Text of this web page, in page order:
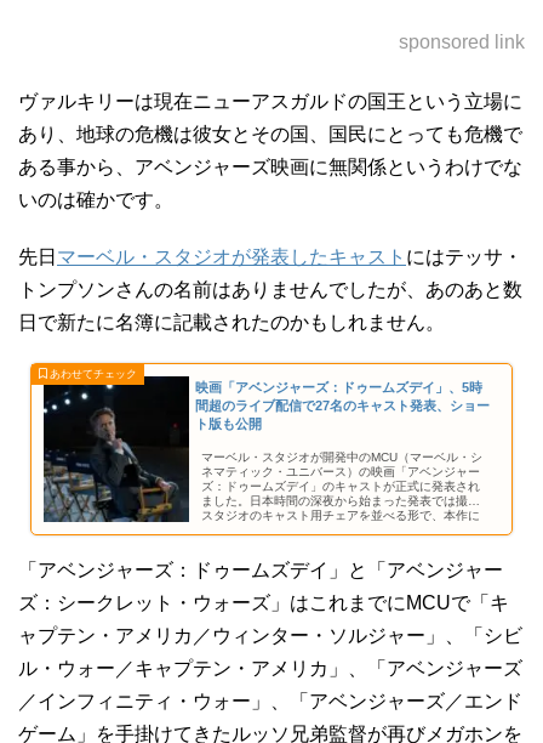
sponsored link
ヴァルキリーは現在ニューアスガルドの国王という立場に
あり、地球の危機は彼女とその国、国民にとっても危機で
ある事から、アベンジャーズ映画に無関係というわけでな
いのは確かです。
先日 マーベル・スタジオが発表したキャスト にはテッサ・
トンプソンさんの名前はありませんでしたが、あのあと数
日で新たに名簿に記載されたのかもしれません。
映画「アベンジャーズ：ドゥームズデイ」、5時
間超のライブ配信で27名のキャスト発表、ショー
ト版も公開
マーベル・スタジオが開発中のMCU（マーベル・シ
ネマティック・ユニバース）の映画「アベンジャー
ズ：ドゥームズデイ」のキャストが正式に発表され
ました。日本時間の深夜から始まった発表では撮影
スタジオのキャスト用チェアを並べる形で、本作に
「アベンジャーズ：ドゥームズデイ」と「アベンジャー
ズ：シークレット・ウォーズ」はこれまでにMCUで「キ
ャプテン・アメリカ／ウィンター・ソルジャー」、「シビ
ル・ウォー／キャプテン・アメリカ」、「アベンジャーズ
／インフィニティ・ウォー」、「アベンジャーズ／エンド
ゲーム」を手掛けてきたルッソ兄弟監督が再びメガホンを